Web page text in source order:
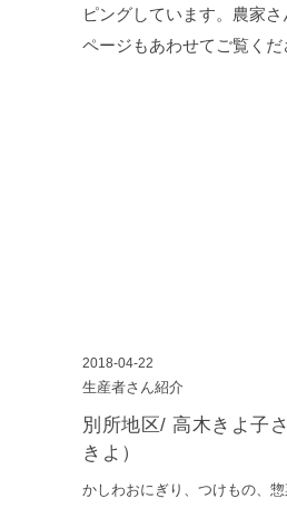
ピングしています。農家
ページもあわせてご覧くだ
2018-04-22
生産者さん紹介
別所地区/ 高木きよ子
きよ）
かしわおにぎり、つけもの、